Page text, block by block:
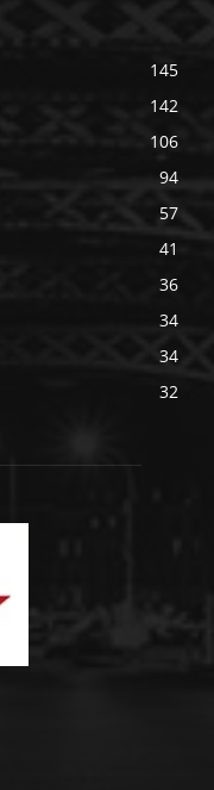
145
142
106
94
57
41
36
34
34
32